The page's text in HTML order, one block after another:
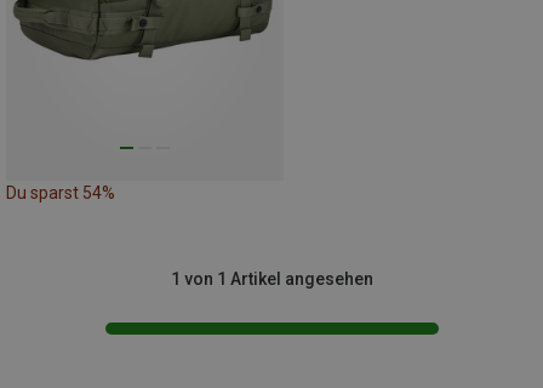
Du sparst 54%
1 von 1 Artikel angesehen